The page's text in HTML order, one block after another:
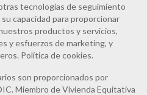
tecnologías de seguimiento
capacidad para proporcionar
productos y servicios,
y esfuerzos de marketing, y
Política de cookies.
son proporcionados por
Miembro de Vivienda Equitativa